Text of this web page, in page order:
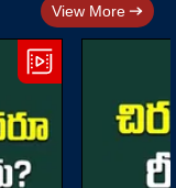
View More